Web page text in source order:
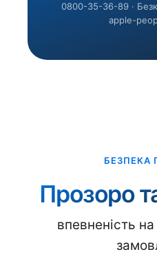
0800-35-36-89 ·
apple-
БЕЗПЕКА
Прозоро
впевненість